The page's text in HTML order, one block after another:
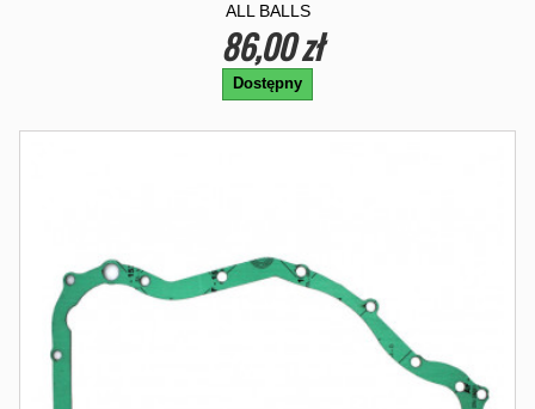
ALL BALLS
86,00 zł
Dostępny